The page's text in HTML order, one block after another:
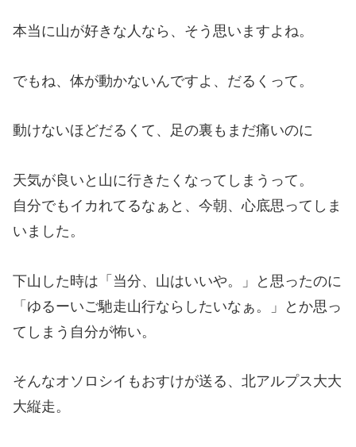
本当に山が好きな人なら、そう思いますよね。
でもね、体が動かないんですよ、だるくって。
動けないほどだるくて、足の裏もまだ痛いのに
天気が良いと山に行きたくなってしまうって。
自分でもイカれてるなぁと、今朝、心底思ってしま
いました。
下山した時は「当分、山はいいや。」と思ったのに
「ゆるーいご馳走山行ならしたいなぁ。」とか思っ
てしまう自分が怖い。
そんなオソロシイもおすけが送る、北アルプス大大
大縦走。